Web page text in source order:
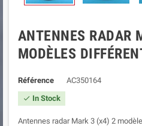
ANTENNES RADAR
MODÈLES
Référence AC350164
 In Stock
Antennes radar Mark 3 (x4) 2